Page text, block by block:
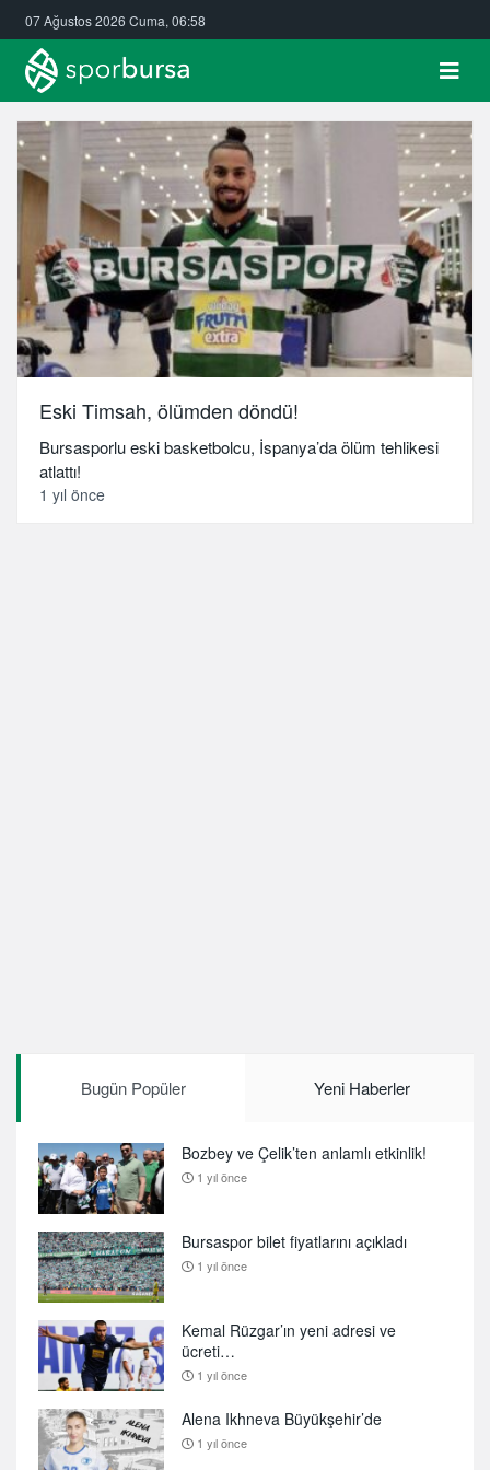
07 Ağustos 2026 Cuma, 06:58
Eski Timsah, ölümden döndü!
Bursasporlu eski basketbolcu, İspanya’da ölüm tehlikesi
atlattı!
1 yıl önce
Bugün Popüler Yeni Haberler
Bozbey ve Çelik’ten anlamlı etkinlik!
1 yıl önce
Bursaspor bilet fiyatlarını açıkladı
1 yıl önce
Kemal Rüzgar’ın yeni adresi ve
ücreti…
1 yıl önce
Alena Ikhneva Büyükşehir’de
1 yıl önce